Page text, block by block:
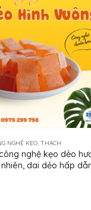
NGHỆ KẸO, THẠCH
nghệ kẹo dẻo
dai dẻo hấp